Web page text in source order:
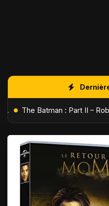
L'Âge de Glace : Le Réveil du Volcan – Manny, Sid et Diego de retour pour une aventure explosive